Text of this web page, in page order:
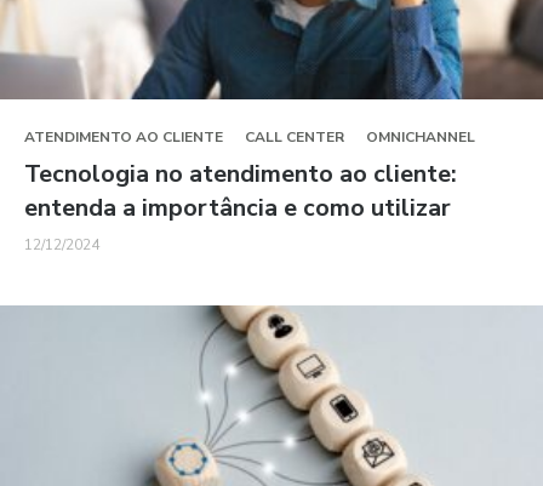
ATENDIMENTO AO CLIENTE CALL CENTER OMNICHANNEL
Tecnologia no atendimento ao cliente:
entenda a importância e como utilizar
12/12/2024